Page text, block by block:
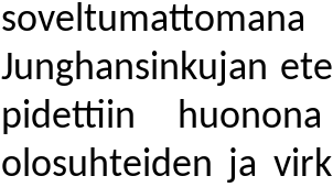
Junghansinkujan
pidettiin
olosuhteiden ja